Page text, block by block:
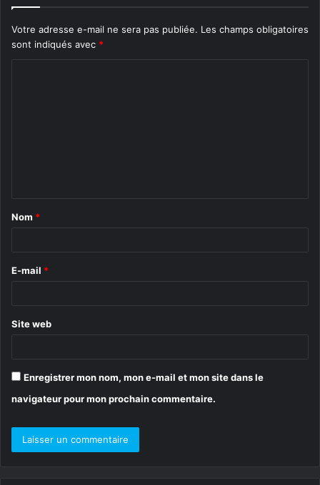
Votre adresse e-mail ne sera pas publiée. Les champs obligatoires
sont indiqués avec *
a
Nom *
E-mail *
Site web
Enregistrer mon nom, mon e-mail et mon site dans le
navigateur pour mon prochain commentaire.